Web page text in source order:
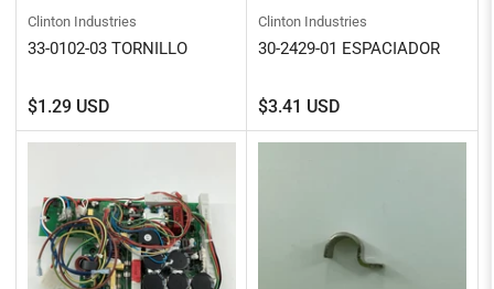
Clinton Industries
33-0102-03 TORNILLO
Precio
regular
$1.29 USD
Clinton Industries
30-2429-01 ESPACIADOR
Precio
regular
$3.41 USD